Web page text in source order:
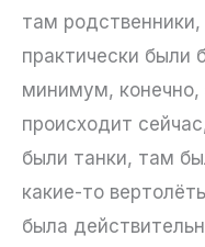
там
практически были
минимум, конечно,
происходит
были танки, там
какие-то
была